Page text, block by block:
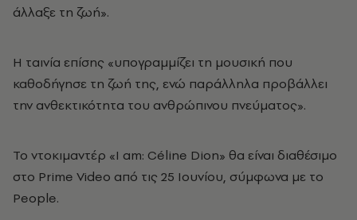
άλλαξε τη ζωή».
Η ταινία επίσης «υπογραμμίζει τη μουσική που
καθοδήγησε τη ζωή της, ενώ παράλληλα προβάλλει
την ανθεκτικότητα του ανθρώπινου πνεύματος».
Το ντοκιμαντέρ «I am: Céline Dion» θα είναι διαθέσιμο
στο Prime Video από τις 25 Ιουνίου, σύμφωνα με το
People.